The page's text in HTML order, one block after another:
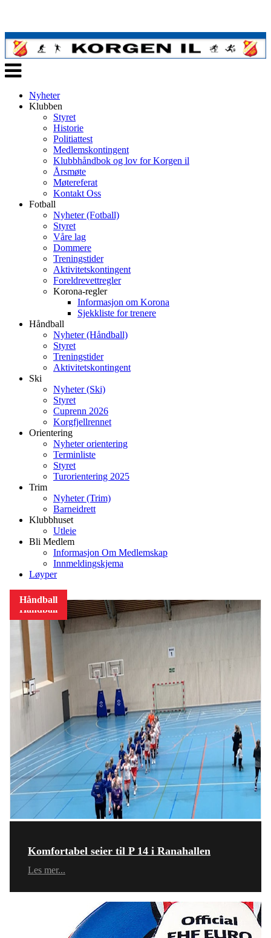
Veksle
navigasjon
Nyheter
Klubben
Styret
Historie
Politiattest
Medlemskontingent
Klubbhåndbok og lov for Korgen il
Årsmøte
Møtereferat
Kontakt Oss
Fotball
Nyheter (Fotball)
Styret
Våre lag
Dommere
Treningstider
Aktivitetskontingent
Foreldrevettregler
Korona-regler
Informasjon om Korona
Sjekkliste for trenere
Håndball
Nyheter (Håndball)
Styret
Treningstider
Aktivitetskontingent
Ski
Nyheter (Ski)
Styret
Cuprenn 2026
Korgfjellrennet
Orientering
Nyheter orientering
Terminliste
Styret
Turorientering 2025
Trim
Nyheter (Trim)
Barneidrett
Klubbhuset
Utleie
Bli Medlem
Informasjon Om Medlemskap
Innmeldingskjema
Løyper
Komfortabel seier til P 14 i Ranahallen
Les mer...
Håndball
Håndball